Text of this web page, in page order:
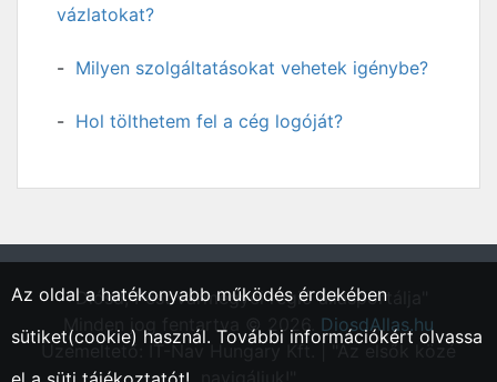
vázlatokat?
Milyen szolgáltatásokat vehetek igénybe?
Hol tölthetem fel a cég logóját?
"Diósd, Pest vármegyei régió állásportálja"
Minden jog fentartva © 2026. DiosdAllas.hu
Üzemeltető: IT-Nav Hungary Kft. | "Az elsők közé
Az oldal a hatékonyabb működés érdekében
sütiket(cookie) használ. További információkért olvassa